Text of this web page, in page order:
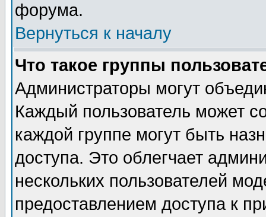
форума.
Вернуться к началу
Что такое группы
Администраторы могут
Каждый пользователь может
каждой группе могут быть
доступа. Это облегчает
нескольких пользователей
предоставлением доступа к